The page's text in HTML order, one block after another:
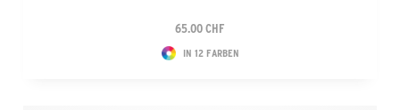
65.00 CHF
IN 12 FARBEN